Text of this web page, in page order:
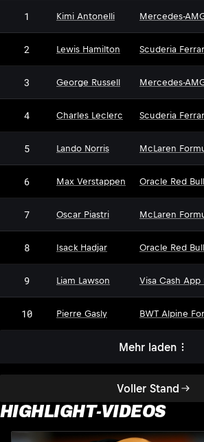
Voller Stand
1 Kimi Antonelli Mercedes-
2 Lewis Hamilton Scuderia
3 George Russell Mercedes-
4 Charles Leclerc Scuderia
5 Lando Norris McLaren
6 Max Verstappen Oracle Red
7 Oscar Piastri McLaren
8 Isack Hadjar Oracle Red
9 Liam Lawson Visa Cash App
10 Pierre Gasly BWT Alpine
Mehr laden
HIGHLIGHT-VIDEOS